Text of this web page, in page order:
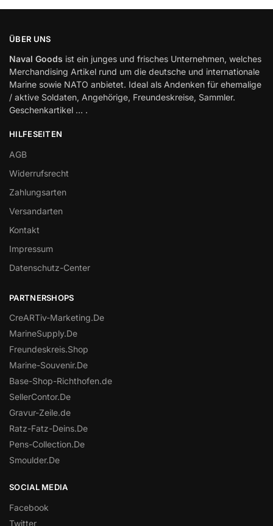
ÜBER UNS
Naval Goods ist ein junges und frisches Unternehmen, welches
Merchandising Artikel rund um die deutsche und internationale
Marine sowie NATO anbietet. Ideal als Andenken für ehemalige
/ aktive Soldaten, Angehörige, Freundeskreise, Sammler.
Geschenkartikel … .
HILFESEITEN
AGB
Widerrufsrecht
Zahlungsarten
Versandarten
Kontakt
Impressum
Datenschutz-Center
PARTNERSHOPS
CreARTiv-Marketing.De
MarineSupply.De
Freundeskreis.Shop
Marine-Souvenir.De
Base-Shop-Richthofen.de
SellerContor.De
Gravur-Zeile.de
Ratz-Fatz-Deins.De
Pens-Collection.De
Smoulder.De
SOCIAL MEDIA
Facebook
Twitter